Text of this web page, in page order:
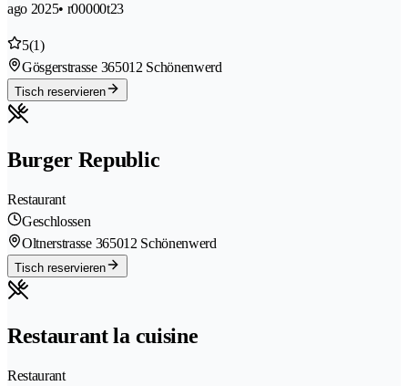
ago 2025• r00000t23
5(1)
Gösgerstrasse 365012 Schönenwerd
Tisch reservieren
Burger Republic
Restaurant
Geschlossen
Oltnerstrasse 365012 Schönenwerd
Tisch reservieren
Restaurant la cuisine
Restaurant